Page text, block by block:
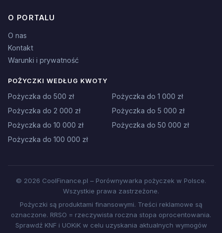
O PORTALU
O nas
Kontakt
Warunki i prywatność
POŻYCZKI WEDŁUG KWOTY
Pożyczka do 500 zł
Pożyczka do 1 000 zł
Pożyczka do 2 000 zł
Pożyczka do 5 000 zł
Pożyczka do 10 000 zł
Pożyczka do 50 000 zł
Pożyczka do 100 000 zł
© 2026 CoolFinance.pl – Porównywarka pożyczek w Polsce.
Wszystkie prawa zastrzeżone.
Pożyczki są produktami finansowymi. Treści reklamowe są
oznaczone. RRSO = rzeczywista roczna stopa oprocentowania.
Sprawdź KNF i UOKiK w celu uzyskania aktualnych wymogów